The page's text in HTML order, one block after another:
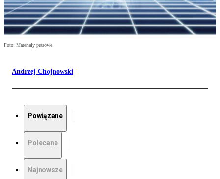
Foto: Materiały prasowe
Andrzej Chojnowski
Powiązane
Polecane
Najnowsze